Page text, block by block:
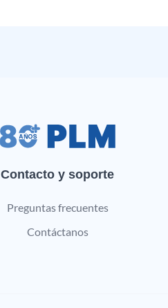
Contacto y soporte
Preguntas frecuentes
Contáctanos